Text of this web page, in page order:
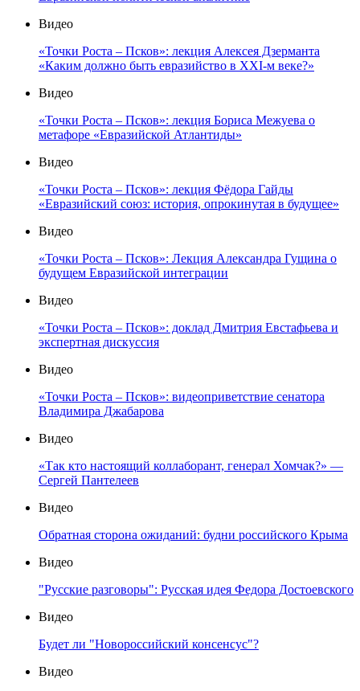
Видео
«Точки Роста – Псков»: лекция Алексея Дзерманта
«Каким должно быть евразийство в XXI-м веке?»
Видео
«Точки Роста – Псков»: лекция Бориса Межуева о
метафоре «Евразийской Атлантиды»
Видео
«Точки Роста – Псков»: лекция Фёдора Гайды
«Евразийский союз: история, опрокинутая в будущее»
Видео
«Точки Роста – Псков»: Лекция Александра Гущина о
будущем Евразийской интеграции
Видео
«Точки Роста – Псков»: доклад Дмитрия Евстафьева и
экспертная дискуссия
Видео
«Точки Роста – Псков»: видеоприветствие сенатора
Владимира Джабарова
Видео
«Так кто настоящий коллаборант, генерал Хомчак?» —
Сергей Пантелеев
Видео
Обратная сторона ожиданий: будни российского Крыма
Видео
"Русские разговоры": Русская идея Федора Достоевского
Видео
Будет ли "Новороссийский консенсус"?
Видео